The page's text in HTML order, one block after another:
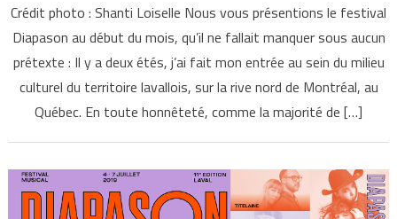
Crédit photo : Shanti Loiselle Nous vous présentions le festival
Diapason au début du mois, qu’il ne fallait manquer sous aucun
prétexte : Il y a deux étés, j’ai fait mon entrée au sein du milieu
culturel du territoire lavallois, sur la rive nord de Montréal, au
Québec. En toute honnêteté, comme la majorité de […]